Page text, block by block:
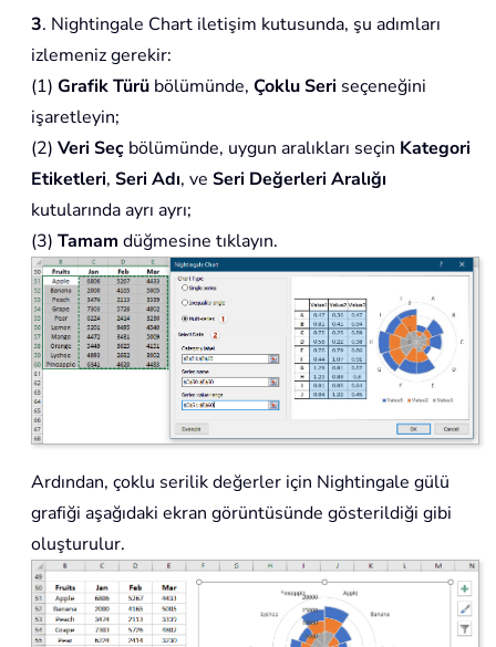
3. Nightingale Chart iletişim kutusunda, şu adımları
izlemeniz gerekir:
(1) Grafik Türü bölümünde, Çoklu Seri seçeneğini
işaretleyin;
(2) Veri Seç bölümünde, uygun aralıkları seçin Kategori
Etiketleri, Seri Adı, ve Seri Değerleri Aralığı
kutularında ayrı ayrı;
(3) Tamam düğmesine tıklayın.
Ardından, çoklu serilik değerler için Nightingale gülü
grafiği aşağıdaki ekran görüntüsünde gösterildiği gibi
oluşturulur.